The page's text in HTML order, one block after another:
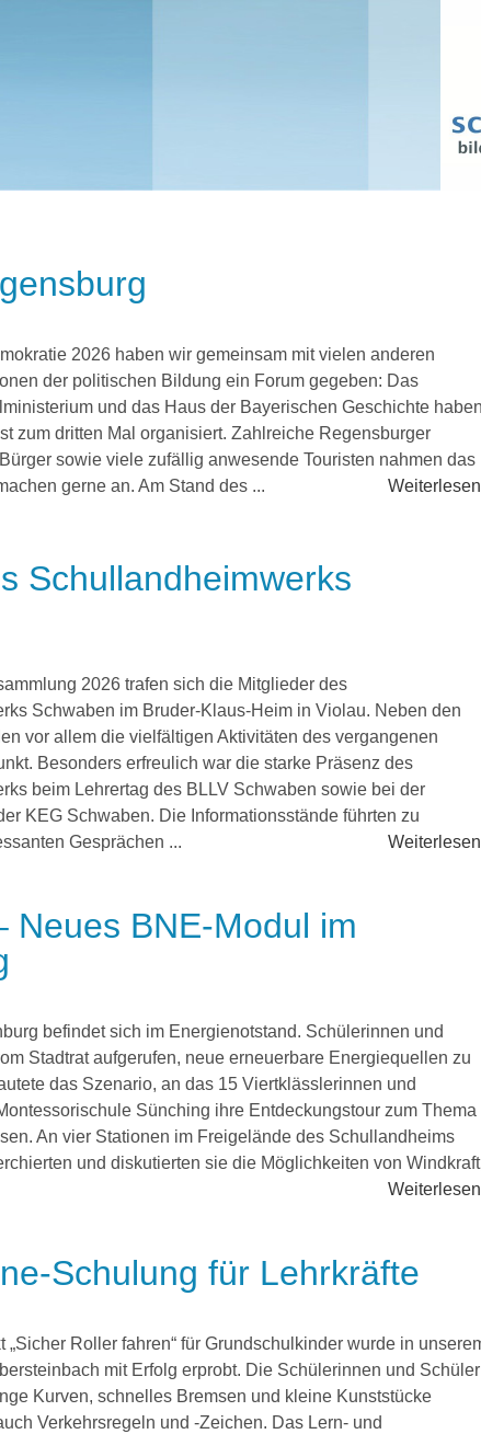
2026 haben wir gemeinsam mit vielen anderen
der politischen Bildung ein Forum gegeben: Das
und das Haus der Bayerischen Geschichte haben
zum dritten Mal organisiert. Zahlreiche Regensburger
sowie viele zufällig anwesende Touristen nahmen das
gerne an. Am Stand des ...
Schullandheimwerks
2026 trafen sich die Mitglieder des
Schwaben im Bruder-Klaus-Heim in Violau. Neben den
vor allem die vielfältigen Aktivitäten des vergangenen
Besonders erfreulich war die starke Präsenz des
beim Lehrertag des BLLV Schwaben sowie bei der
KEG Schwaben. Die Informationsstände führten zu
Gesprächen ...
Neues BNE-Modul im
befindet sich im Energienotstand. Schülerinnen und
Stadtrat aufgerufen, neue erneuerbare Energiequellen zu
das Szenario, an das 15 Viertklässlerinnen und
Sünching ihre Entdeckungstour zum Thema
An vier Stationen im Freigelände des Schullandheims
und diskutierten sie die Möglichkeiten von
Schulung für Lehrkräfte
„Sicher Roller fahren“ für Grundschulkinder wurde in
mit Erfolg erprobt. Die Schülerinnen und Schüler
Kurven, schnelles Bremsen und kleine Kunststücke
Verkehrsregeln und -Zeichen. Das Lern- und